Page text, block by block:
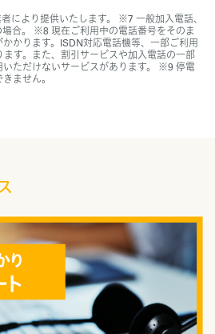
により提供いたします。 ※7 一般加入電話、
合。 ※8 現在ご利用中の電話番号をそのま
かります。ISDN対応電話機等、一部ご利用
す。また、割引サービスや加入電話の一部
ただけないサービスがあります。 ※9 停電
ません。